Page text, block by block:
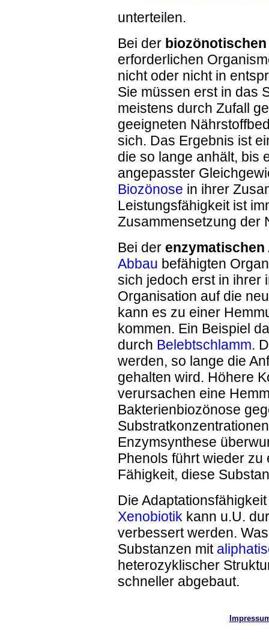
unterteilen.
Bei der
erforderlichen
nicht oder nicht in
Sie müssen erst in das
meistens durch Zufall
geeigneten
sich. Das Ergebnis ist
die so lange anhält, bis
angepasster
Biozönose in ihrer
Leistungsfähigkeit ist
Zusammensetzung der
Bei der enzy
Abbau befähigten
sich jedoch erst in ihrer
Organisation auf die
kann es zu einer
kommen. Ein Beispiel
durch Belebtschlamm.
werden, so lange die
gehalten wird. Höhere
verursachen eine
Bakterienbiozönose
Enzymsynthese
Phenols führt wieder
Fähigkeit, diese
Die
Xenobiotik kann u.U.
verbessert werden.
Substanzen mit
heterozyklischer
schneller abgebaut.